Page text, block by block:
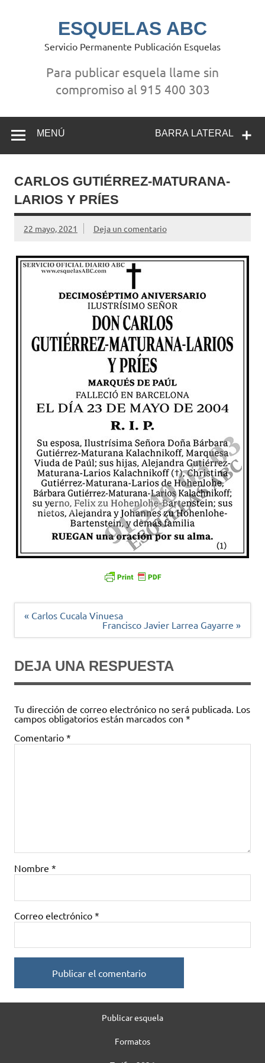
ESQUELAS ABC
Servicio Permanente Publicación Esquelas
Para publicar esquela llame sin
compromiso al 915 400 303
BARRA LATERAL
MENÚ
CARLOS GUTIÉRREZ-MATURANA-
LARIOS Y PRÍES
22 mayo, 2021 Deja un comentario
Navegación
« Carlos Cucala Vinuesa
Francisco Javier Larrea Gayarre »
DEJA UNA RESPUESTA
Tu dirección de correo electrónico no será publicada. Los
campos obligatorios están marcados con *
Comentario *
Nombre *
Correo electrónico *
Publicar esquela
Formatos